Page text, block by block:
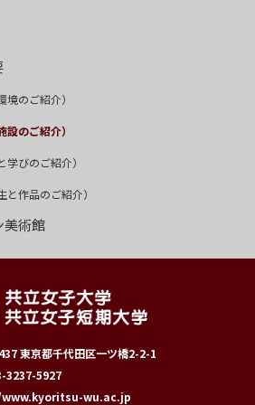
境のご紹介）
設のご紹介）
学びのご紹介）
と作品のご紹介）
術館
東京都千代田区一ツ橋2-2-1
3237-5927
wu.ac.jp